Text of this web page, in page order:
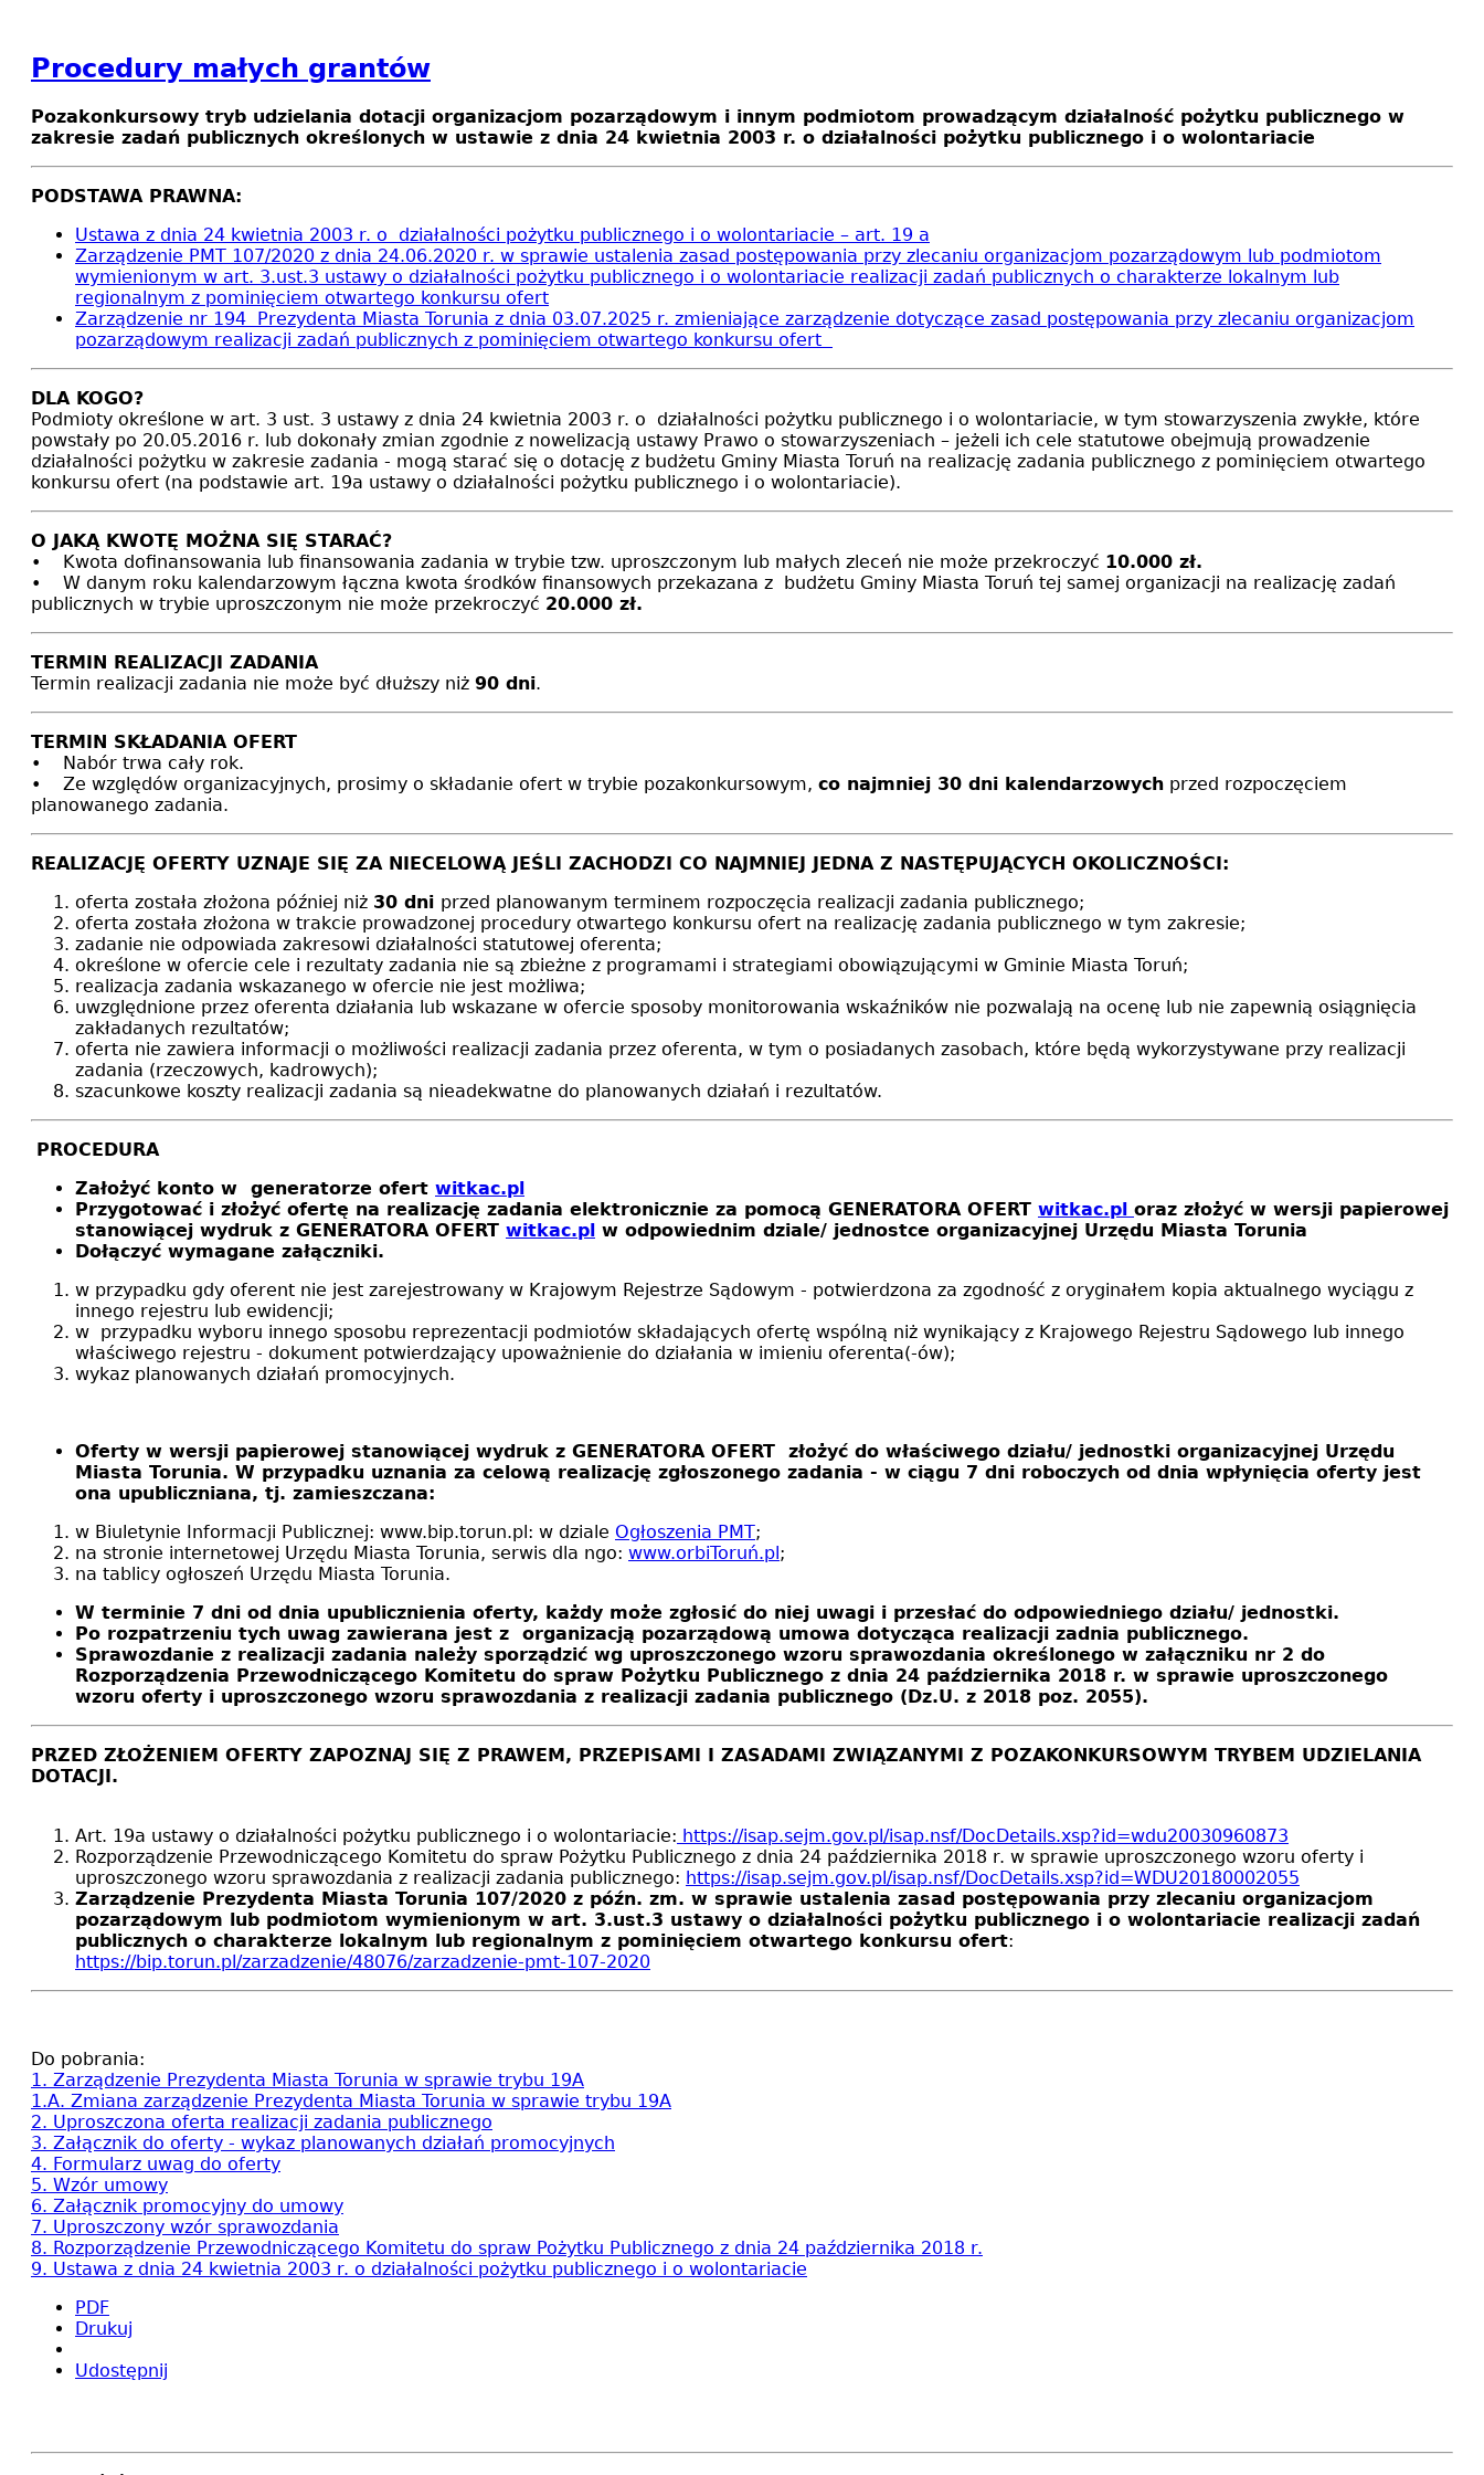
Procedury małych grantów
Pozakonkursowy tryb udzielania dotacji organizacjom pozarządowym i innym podmiotom prowadzącym działalność pożytku publicznego w
zakresie zadań publicznych określonych w ustawie z dnia 24 kwietnia 2003 r. o działalności pożytku publicznego i o wolontariacie
PODSTAWA PRAWNA:
Ustawa z dnia 24 kwietnia 2003 r. o działalności pożytku publicznego i o wolontariacie – art. 19 a
Zarządzenie PMT 107/2020 z dnia 24.06.2020 r. w sprawie ustalenia zasad postępowania przy zlecaniu organizacjom pozarządowym lub podmiotom
wymienionym w art. 3.ust.3 ustawy o działalności pożytku publicznego i o wolontariacie realizacji zadań publicznych o charakterze lokalnym lub
regionalnym z pominięciem otwartego konkursu ofert
Zarządzenie nr 194 Prezydenta Miasta Torunia z dnia 03.07.2025 r. zmieniające zarządzenie dotyczące zasad postępowania przy zlecaniu organizacjom
pozarządowym realizacji zadań publicznych z pominięciem otwartego konkursu ofert
DLA KOGO?
Podmioty określone w art. 3 ust. 3 ustawy z dnia 24 kwietnia 2003 r. o działalności pożytku publicznego i o wolontariacie, w tym stowarzyszenia zwykłe, które
powstały po 20.05.2016 r. lub dokonały zmian zgodnie z nowelizacją ustawy Prawo o stowarzyszeniach – jeżeli ich cele statutowe obejmują prowadzenie
działalności pożytku w zakresie zadania - mogą starać się o dotację z budżetu Gminy Miasta Toruń na realizację zadania publicznego z pominięciem otwartego
konkursu ofert (na podstawie art. 19a ustawy o działalności pożytku publicznego i o wolontariacie).
O JAKĄ KWOTĘ MOŻNA SIĘ STARAĆ?
• Kwota dofinansowania lub finansowania zadania w trybie tzw. uproszczonym lub małych zleceń nie może przekroczyć 10.000 zł.
• W danym roku kalendarzowym łączna kwota środków finansowych przekazana z budżetu Gminy Miasta Toruń tej samej organizacji na realizację zadań
publicznych w trybie uproszczonym nie może przekroczyć 20.000 zł.
TERMIN REALIZACJI ZADANIA
Termin realizacji zadania nie może być dłuższy niż 90 dni.
TERMIN SKŁADANIA OFERT
• Nabór trwa cały rok.
• Ze względów organizacyjnych, prosimy o składanie ofert w trybie pozakonkursowym, co najmniej 30 dni kalendarzowych przed rozpoczęciem
planowanego zadania.
REALIZACJĘ OFERTY UZNAJE SIĘ ZA NIECELOWĄ JEŚLI ZACHODZI CO NAJMNIEJ JEDNA Z NASTĘPUJĄCYCH OKOLICZNOŚCI:
oferta została złożona później niż 30 dni przed planowanym terminem rozpoczęcia realizacji zadania publicznego;
oferta została złożona w trakcie prowadzonej procedury otwartego konkursu ofert na realizację zadania publicznego w tym zakresie;
zadanie nie odpowiada zakresowi działalności statutowej oferenta;
określone w ofercie cele i rezultaty zadania nie są zbieżne z programami i strategiami obowiązującymi w Gminie Miasta Toruń;
realizacja zadania wskazanego w ofercie nie jest możliwa;
uwzględnione przez oferenta działania lub wskazane w ofercie sposoby monitorowania wskaźników nie pozwalają na ocenę lub nie zapewnią osiągnięcia
zakładanych rezultatów;
oferta nie zawiera informacji o możliwości realizacji zadania przez oferenta, w tym o posiadanych zasobach, które będą wykorzystywane przy realizacji
zadania (rzeczowych, kadrowych);
szacunkowe koszty realizacji zadania są nieadekwatne do planowanych działań i rezultatów.
PROCEDURA
Założyć konto w generatorze ofert witkac.pl
Przygotować i złożyć ofertę na realizację zadania elektronicznie za pomocą GENERATORA OFERT witkac.pl oraz złożyć w wersji papierowej
stanowiącej wydruk z GENERATORA OFERT witkac.pl w odpowiednim dziale/ jednostce organizacyjnej Urzędu Miasta Torunia
Dołączyć wymagane załączniki.
w przypadku gdy oferent nie jest zarejestrowany w Krajowym Rejestrze Sądowym - potwierdzona za zgodność z oryginałem kopia aktualnego wyciągu z
innego rejestru lub ewidencji;
w przypadku wyboru innego sposobu reprezentacji podmiotów składających ofertę wspólną niż wynikający z Krajowego Rejestru Sądowego lub innego
właściwego rejestru - dokument potwierdzający upoważnienie do działania w imieniu oferenta(-ów);
wykaz planowanych działań promocyjnych.
Oferty w wersji papierowej stanowiącej wydruk z GENERATORA OFERT złożyć do właściwego działu/ jednostki organizacyjnej Urzędu
Miasta Torunia. W przypadku uznania za celową realizację zgłoszonego zadania - w ciągu 7 dni roboczych od dnia wpłynięcia oferty jest
ona upubliczniana, tj. zamieszczana:
w Biuletynie Informacji Publicznej: www.bip.torun.pl: w dziale Ogłoszenia PMT;
na stronie internetowej Urzędu Miasta Torunia, serwis dla ngo: www.orbiToruń.pl;
na tablicy ogłoszeń Urzędu Miasta Torunia.
W terminie 7 dni od dnia upublicznienia oferty, każdy może zgłosić do niej uwagi i przesłać do odpowiedniego działu/ jednostki.
Po rozpatrzeniu tych uwag zawierana jest z organizacją pozarządową umowa dotycząca realizacji zadnia publicznego.
Sprawozdanie z realizacji zadania należy sporządzić wg uproszczonego wzoru sprawozdania określonego w załączniku nr 2 do
Rozporządzenia Przewodniczącego Komitetu do spraw Pożytku Publicznego z dnia 24 października 2018 r. w sprawie uproszczonego
wzoru oferty i uproszczonego wzoru sprawozdania z realizacji zadania publicznego (Dz.U. z 2018 poz. 2055).
PRZED ZŁOŻENIEM OFERTY ZAPOZNAJ SIĘ Z PRAWEM, PRZEPISAMI I ZASADAMI ZWIĄZANYMI Z POZAKONKURSOWYM TRYBEM UDZIELANIA
DOTACJI.
Art. 19a ustawy o działalności pożytku publicznego i o wolontariacie: https://isap.sejm.gov.pl/isap.nsf/DocDetails.xsp?id=wdu20030960873
Rozporządzenie Przewodniczącego Komitetu do spraw Pożytku Publicznego z dnia 24 października 2018 r. w sprawie uproszczonego wzoru oferty i
uproszczonego wzoru sprawozdania z realizacji zadania publicznego: https://isap.sejm.gov.pl/isap.nsf/DocDetails.xsp?id=WDU20180002055
Zarządzenie Prezydenta Miasta Torunia 107/2020 z późn. zm. w sprawie ustalenia zasad postępowania przy zlecaniu organizacjom
pozarządowym lub podmiotom wymienionym w art. 3.ust.3 ustawy o działalności pożytku publicznego i o wolontariacie realizacji zadań
publicznych o charakterze lokalnym lub regionalnym z pominięciem otwartego konkursu ofert:
https://bip.torun.pl/zarzadzenie/48076/zarzadzenie-pmt-107-2020
Do pobrania:
1. Zarządzenie Prezydenta Miasta Torunia w sprawie trybu 19A
1.A. Zmiana zarządzenie Prezydenta Miasta Torunia w sprawie trybu 19A
2. Uproszczona oferta realizacji zadania publicznego
3. Załącznik do oferty - wykaz planowanych działań promocyjnych
4. Formularz uwag do oferty
5. Wzór umowy
6. Załącznik promocyjny do umowy
7. Uproszczony wzór sprawozdania
8. Rozporządzenie Przewodniczącego Komitetu do spraw Pożytku Publicznego z dnia 24 października 2018 r.
9. Ustawa z dnia 24 kwietnia 2003 r. o działalności pożytku publicznego i o wolontariacie
PDF
Drukuj
Udostępnij